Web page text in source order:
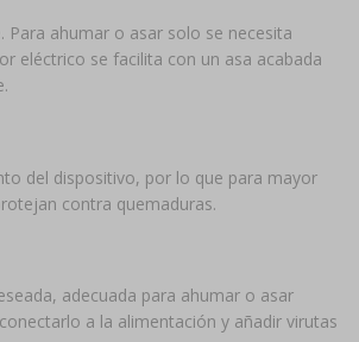
Para ahumar o asar solo se necesita
eléctrico se facilita con un asa acabada
del dispositivo, por lo que para mayor
contra quemaduras.
adecuada para ahumar o asar
a la alimentación y añadir virutas